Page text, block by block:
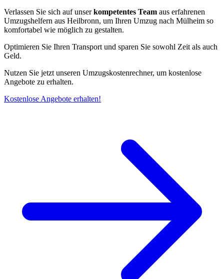
Verlassen Sie sich auf unserkompetentes Team aus erfahrenen
Umzugshelfern aus Heilbronn, um Ihren Umzug nach Mülheim so
komfortabel wie möglich zu gestalten.
Optimieren Sie Ihren Transport und sparen Sie sowohl Zeit als auch
Geld.
Nutzen Sie jetzt unseren Umzugskostenrechner, um kostenlose
Angebote zu erhalten.
Kostenlose Angebote erhalten!